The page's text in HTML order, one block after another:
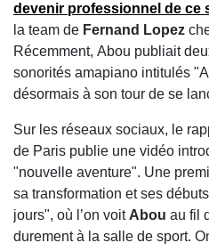
devenir professionnel de ce
la team de Fernand Lopez
Récemment, Abou publiait
sonorités amapiano intitulés
désormais à son tour de se
Sur les réseaux sociaux, le
de Paris publie une vidéo
"nouvelle aventure". Une
sa transformation et ses
jours", où l’on voit Abou au fil
durement à la salle de sport.